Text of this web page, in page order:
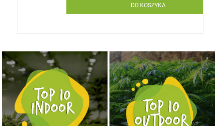
DO KOSZYKA
NASIONA MARIHUANY TOP 10 INDOOR
KUP TERAZ NASIONA MARIHUANY TOP 10 OUTDOOR
KUP TERAZ